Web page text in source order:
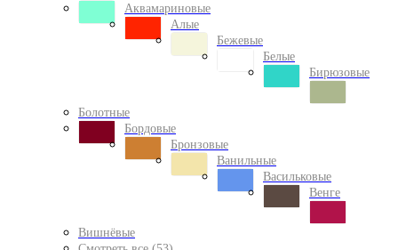
Аквамариновые
Алые
Бежевые
Белые
Бирюзовые
Болотные
Бордовые
Бронзовые
Ванильные
Васильковые
Венге
Вишнёвые